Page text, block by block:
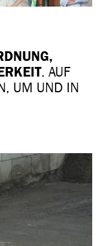
. AUF
UM UND IN G